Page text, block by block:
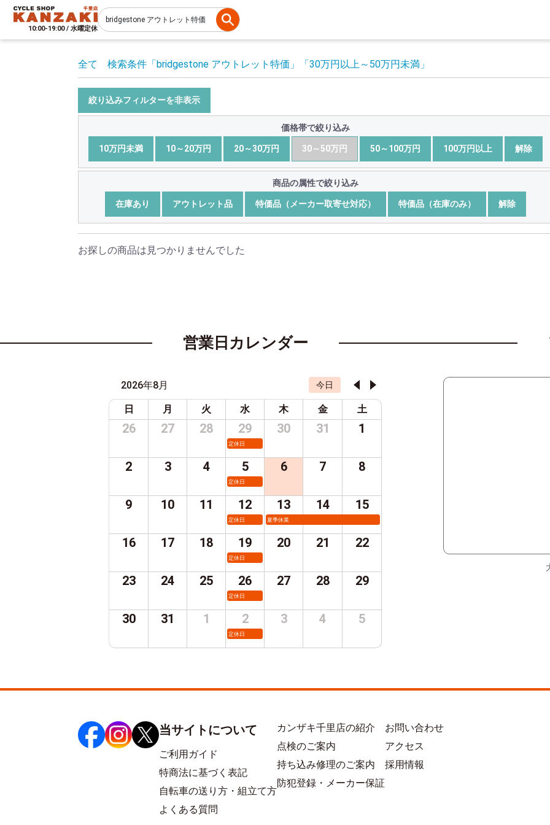
10:00-19:00 / 水曜定休
全て 検索条件 「bridgestone アウトレット特価」 「30万円以上～50万円未満」
絞り込みフィルターを非表示
価格帯で絞り込み
10万円未満 10～20万円 20～30万円 30～50万円 50～100万円 100万円以上 解除
商品の属性で絞り込み
在庫あり アウトレット品 特価品（メーカー取寄せ対応） 特価品（在庫のみ） 解除
お探しの商品は見つかりませんでした
営業日カレンダー
2026年8月 今日
日 月 火 水 木 金 土
26 27 28 29
定休日
30 31 1
2 3 4 5
定休日
6 7 8
9 10 11 12
定休日
13
夏季休業
14 15
16 17 18 19
定休日
20 21 22
23 24 25 26
定休日
27 28 29
30 31 1 2
定休日
3 4 5
当サイトについて
ご利用ガイド
特商法に基づく表記
自転車の送り方・組立て方
よくある質問
カンザキ千里店の紹介
点検のご案内
持ち込み修理のご案内
防犯登録・メーカー保証
お問い合わせ
アクセス
採用情報